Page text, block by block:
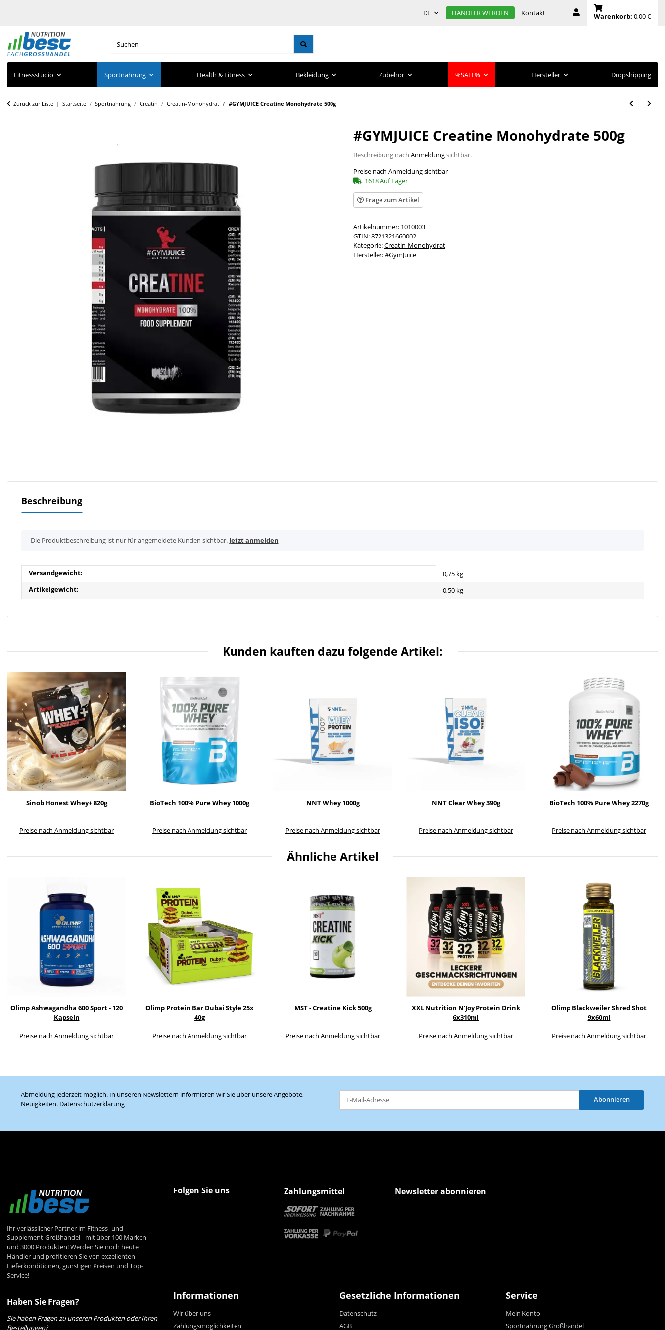
DE HÄNDLER WERDEN Kontakt Warenkorb: 0,00 €
Fitnessstudio Sportnahrung Health & Fitness Bekleidung Zubehör %SALE% Hersteller Dropshipping
Zurück zur Liste Startseite Sportnahrung Creatin Creatin-Monohydrat #GYMJUICE Creatine Monohydrate 500g
#GYMJUICE Creatine Monohydrate 500g
Beschreibung nach Anmeldungsichtbar.
Preise nach Anmeldung sichtbar
1618 Auf Lager
Frage zum Artikel
Artikelnummer: 1010003
GTIN:8721321660002
Kategorie:Creatin-Monohydrat
Hersteller:#GymJuice
Beschreibung
x
Die Produktbeschreibung ist nur für angemeldete Kunden sichtbar. Jetzt anmelden
Produkteigenschaft
Wert
Versandgewicht:
0,75 kg
Artikelgewicht:
0,50 kg
Kunden kauften dazu folgende Artikel:
Sinob Honest Whey+ 820g
Preise nach Anmeldung sichtbar
BioTech 100% Pure Whey 1000g
Preise nach Anmeldung sichtbar
NNT Whey 1000g
Preise nach Anmeldung sichtbar
NNT Clear Whey 390g
Preise nach Anmeldung sichtbar
BioTech 100% Pure Whey 2270g
Preise nach Anmeldung sichtbar
Ähnliche Artikel
Olimp Ashwagandha 600 Sport - 120
Kapseln
Preise nach Anmeldung sichtbar
Olimp Protein Bar Dubai Style 25x
40g
Preise nach Anmeldung sichtbar
MST - Creatine Kick 500g
Preise nach Anmeldung sichtbar
XXL Nutrition N'Joy Protein Drink
6x310ml
Preise nach Anmeldung sichtbar
Olimp Blackweiler Shred Shot
9x60ml
Preise nach Anmeldung sichtbar
Abmeldung jederzeit möglich. In unseren Newslettern informieren wir Sie über unsere Angebote,
Neuigkeiten. Datenschutzerklärung
Abonnieren
Ihr verlässlicher Partner im Fitness- und
Supplement-Großhandel - mit über 100 Marken
und 3000 Produkten! Werden Sie noch heute
Händler und profitieren Sie von exzellenten
Lieferkonditionen, günstigen Preisen und Top-
Service!
Folgen Sie uns Zahlungsmittel Newsletter abonnieren
Haben Sie Fragen?
Sie haben Fragen zu unseren Produkten oder Ihren
Bestellungen?
Informationen
Wir über uns
Zahlungsmöglichkeiten
Gesetzliche Informationen
Datenschutz
AGB
Service
Mein Konto
Sportnahrung Großhandel